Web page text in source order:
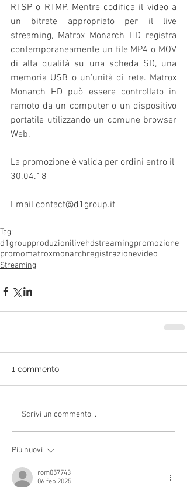
RTSP o RTMP. Mentre codifica il video a
un bitrate appropriato per il live
streaming, Matrox Monarch HD registra
contemporaneamente un file MP4 o MOV
di alta qualità su una scheda SD, una
memoria USB o un’unità di rete. Matrox
Monarch HD può essere controllato in
remoto da un computer o un dispositivo
portatile utilizzando un comune browser
Web.
La promozione è valida per ordini entro il
30.04.18
Email contact@d1group.it
Tag:
d1groupproduzionilivehdstreamingpromozione
promomatroxmonarchregistrazionevideo
Streaming
1 commento
Scrivi un commento...
Più nuovi
rom057743
06 feb 2025